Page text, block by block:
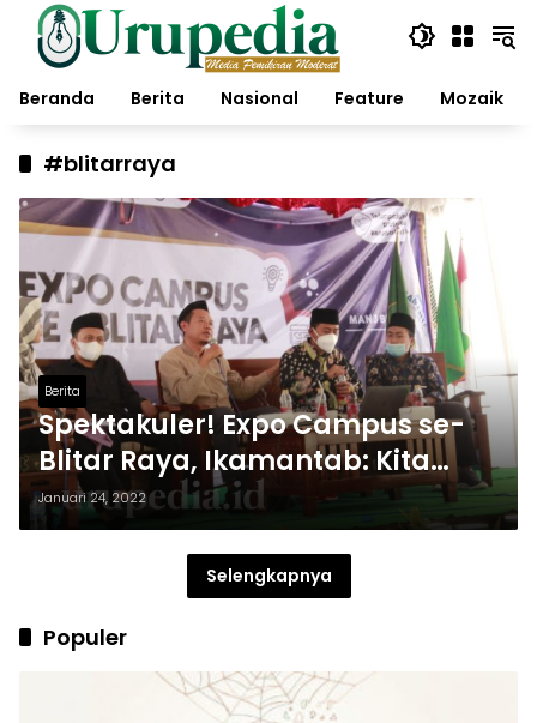
Langsung
konten
Beranda
Berita Nasional Feature Mozaik
#blitarraya
Berita
Spektakuler! Expo Campus se-
Blitar Raya, Ikamantab: Kita
Harus Selalu Berfikir ke Depan
Januari 24, 2022
Selengkapnya
Populer